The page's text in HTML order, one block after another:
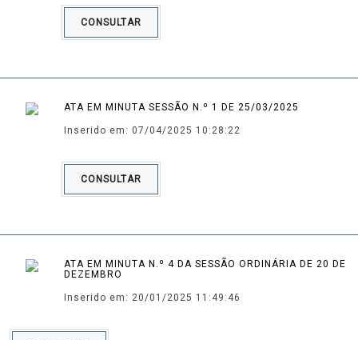
CONSULTAR
ATA EM MINUTA SESSÃO N.º 1 DE 25/03/2025
Inserido em: 07/04/2025 10:28:22
CONSULTAR
ATA EM MINUTA N.º 4 DA SESSÃO ORDINÁRIA DE 20 DE
DEZEMBRO
Inserido em: 20/01/2025 11:49:46